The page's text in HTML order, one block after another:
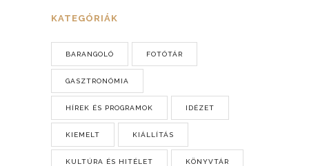
KATEGÓRIÁK
BARANGOLÓ FOTÓTÁR
GASZTRONÓMIA
HÍREK ÉS PROGRAMOK IDÉZET
KIEMELT KIÁLLÍTÁS
KULTÚRA ÉS HITÉLET KÖNYVTÁR